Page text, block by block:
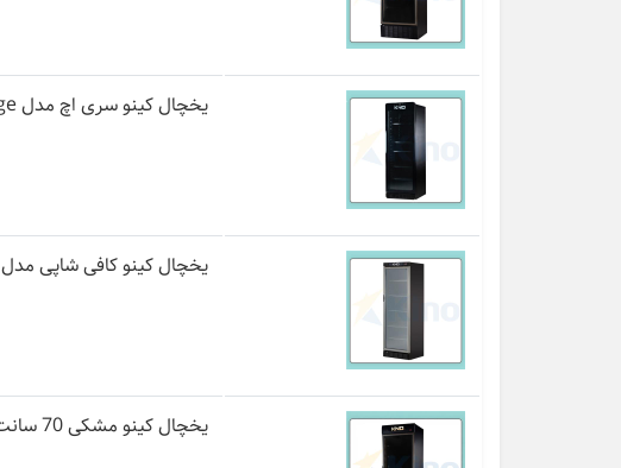
یخچال کینو سری اچ مدل KR615 Edge
یخچال کینو کافی شاپی مدل KR615WL-1D
یخچال کینو مشکی 70 سانت مدل KR680 BL